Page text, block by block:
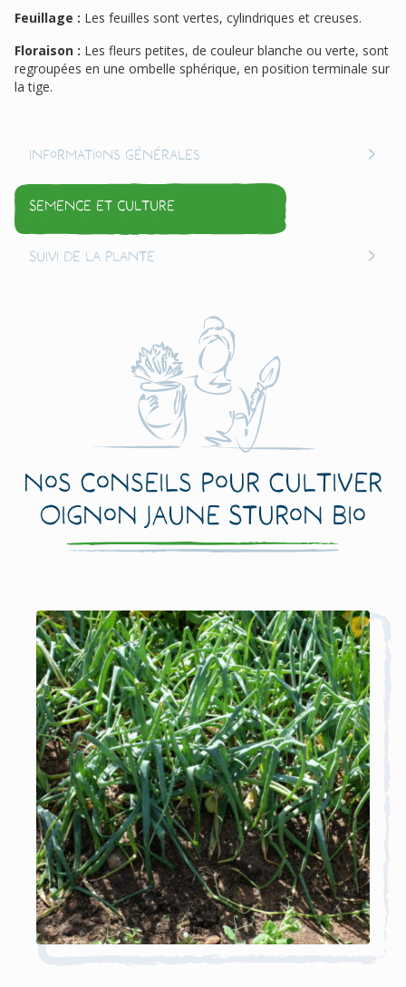
Feuillage : Les feuilles sont vertes, cylindriques et creuses.
Floraison : Les fleurs petites, de couleur blanche ou verte, sont
regroupées en une ombelle sphérique, en position terminale sur
la tige.
Informations générales
Semence et culture
Suivi de la plante
Nos conseils pour cultiver
Oignon Jaune Sturon Bio